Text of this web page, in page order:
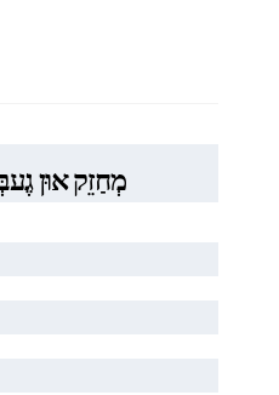
מְחַזֵק אוּן